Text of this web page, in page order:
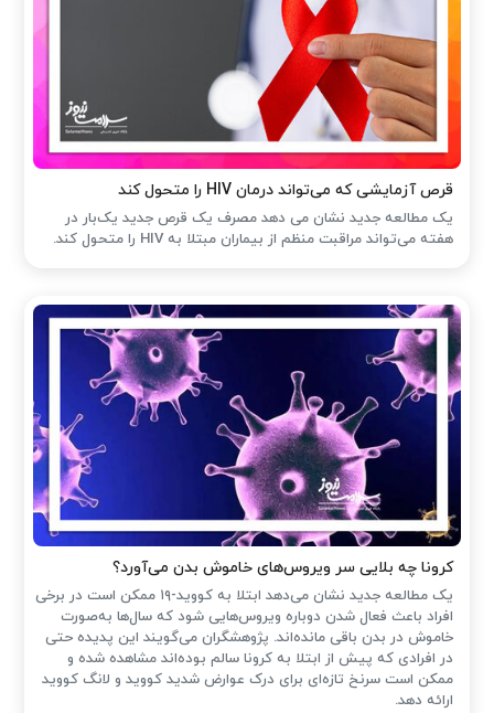
قرص آزمایشی که می‌تواند درمان HIV را متحول کند
یک مطالعه جدید نشان می دهد مصرف یک قرص جدید یک‌بار در
هفته می‌تواند مراقبت منظم از بیماران مبتلا به HIV را متحول کند.
کرونا چه بلایی سر ویروس‌های خاموش بدن می‌آورد؟
یک مطالعه جدید نشان می‌دهد ابتلا به کووید-۱۹ ممکن است در برخی
افراد باعث فعال شدن دوباره ویروس‌هایی شود که سال‌ها به‌صورت
خاموش در بدن باقی مانده‌اند. پژوهشگران می‌گویند این پدیده حتی
در افرادی که پیش از ابتلا به کرونا سالم بوده‌اند مشاهده شده و
ممکن است سرنخ تازه‌ای برای درک عوارض شدید کووید و لانگ کووید
ارائه دهد.